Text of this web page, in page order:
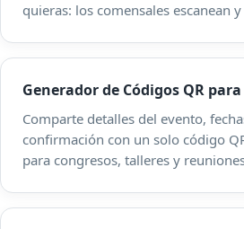
quieras: los comensales escanean
Generador de Códigos QR
Comparte detalles del evento,
confirmación con un solo código
para congresos, talleres y